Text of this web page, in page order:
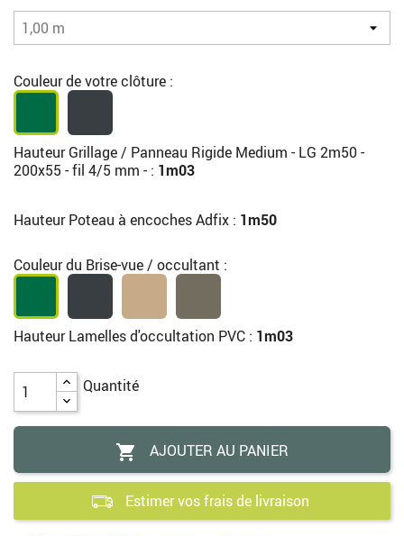
Couleur de votre clôture :
Hauteur Grillage / Panneau Rigide Medium - LG 2m50 -
200x55 - fil 4/5 mm - : 1m03
Hauteur Poteau à encoches Adfix : 1m50
Couleur du Brise-vue / occultant :
Hauteur Lamelles d'occultation PVC : 1m03
Quantité
 AJOUTER AU PANIER
Estimer vos frais de livraison